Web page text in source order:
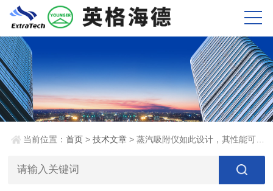
当前位置：首页 >技术文章 > 蒸汽吸附仪如此设计，其性能可想而知有多优异！